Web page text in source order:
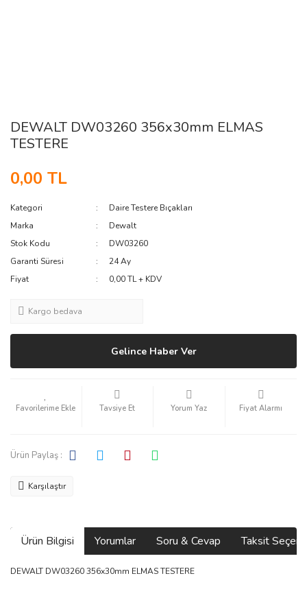
DEWALT DW03260 356x30mm ELMAS
TESTERE
0,00 TL
Kategori
Daire Testere Bıçakları
Marka
Dewalt
Stok Kodu
DW03260
Garanti Süresi
24 Ay
Fiyat
0,00 TL + KDV
Kargo bedava
Gelince Haber Ver
Tavsiye Et Yorum Yaz Fiyat Alarmı
Ürün Paylaş :
Karşılaştır
Ürün Bilgisi Yorumlar Soru & Cevap Taksit
DEWALT DW03260 356x30mm ELMAS TESTERE